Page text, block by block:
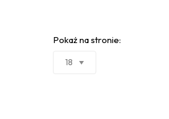
Pokaż na stronie: